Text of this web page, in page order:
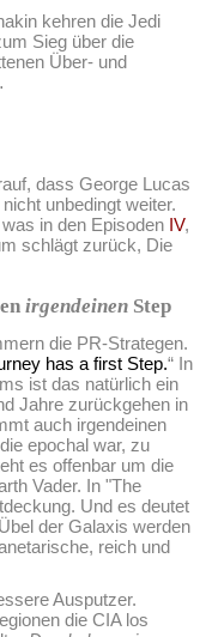
kehren die Jedi
Sieg über die
Über- und
dass George Lucas
unbedingt weiter.
in den Episoden IV,
schlägt zurück, Die
irgendeinen Step
die PR-Strategen.
has a first Step.“ In
ist das natürlich ein
Jahre zurückgehen in
auch irgendeinen
epochal war, zu
es offenbar um die
Vader. In "The
Und es deutet
der Galaxis werden
reich und
Ausputzer.
die CIA los